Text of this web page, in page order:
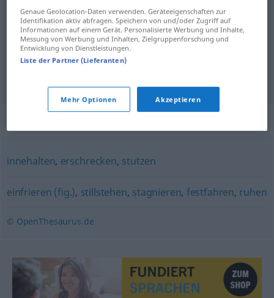
停滞不前 [tíngzhì bùqián]
stocken
Verhandlungen
顿住 [dùnzhù] stocken beim Sprechen
innehalten, erschrecken, stutzen
einfrieren (fig.), stillstehen, stagnieren, festfahren, ruhen
© OpenThesaurus.de
Genaue Geolocation-Daten verwenden. Geräteeigenschaften zur
Identifikation aktiv abfragen. Speichern von und/oder Zugriff auf
Informationen auf einem Gerät. Personalisierte Werbung und Inhalte,
Messung von Werbung und Inhalten, Zielgruppenforschung und
Entwicklung von Dienstleistungen.
Liste der Partner (Lieferanten)
Mehr Optionen Akzeptieren